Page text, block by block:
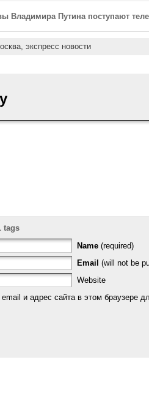
Владимира Путина поступают
экспресс новости
tags
Name (required)
Email (will not be
Website
и адрес сайта в этом браузере